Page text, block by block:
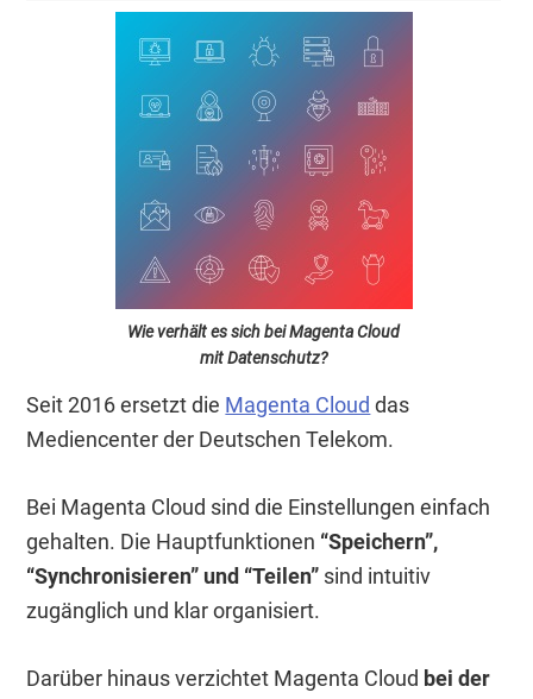
Wie verhält es sich bei Magenta Cloud
mit Datenschutz?
Seit 2016 ersetzt die Magenta Cloud das
Mediencenter der Deutschen Telekom.
Bei Magenta Cloud sind die Einstellungen einfach
gehalten. Die Hauptfunktionen “Speichern”,
“Synchronisieren” und “Teilen” sind intuitiv
zugänglich und klar organisiert.
Darüber hinaus verzichtet Magenta Cloud bei der